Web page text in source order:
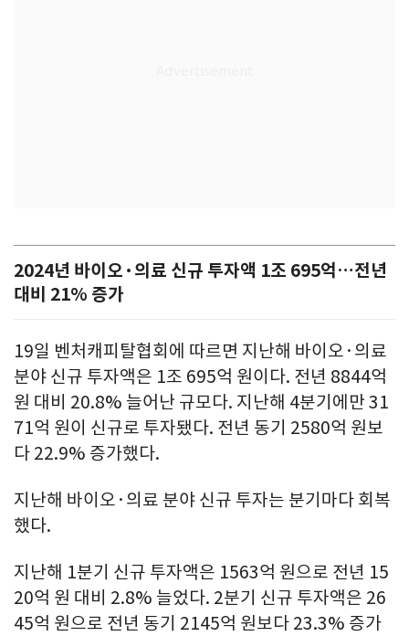
2024년 바이오·의료 신규 투자액 1조 695억…전년
대비 21% 증가
19일 벤처캐피탈협회에 따르면 지난해 바이오·의료
분야 신규 투자액은 1조 695억 원이다. 전년 8844억
원 대비 20.8% 늘어난 규모다. 지난해 4분기에만 31
71억 원이 신규로 투자됐다. 전년 동기 2580억 원보
다 22.9% 증가했다.
지난해 바이오·의료 분야 신규 투자는 분기마다 회복
했다.
지난해 1분기 신규 투자액은 1563억 원으로 전년 15
20억 원 대비 2.8% 늘었다. 2분기 신규 투자액은 26
45억 원으로 전년 동기 2145억 원보다 23.3% 증가